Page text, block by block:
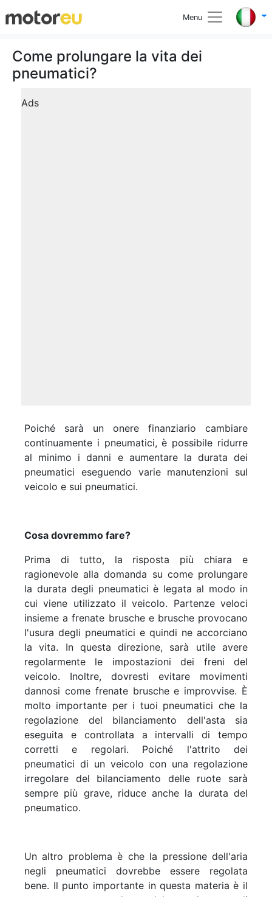
Menu
Come prolungare la vita dei
pneumatici?
Ads
Poiché sarà un onere finanziario cambiare
continuamente i pneumatici, è possibile ridurre
al minimo i danni e aumentare la durata dei
pneumatici eseguendo varie manutenzioni sul
veicolo e sui pneumatici.
Cosa dovremmo fare?
Prima di tutto, la risposta più chiara e
ragionevole alla domanda su come prolungare
la durata degli pneumatici è legata al modo in
cui viene utilizzato il veicolo. Partenze veloci
insieme a frenate brusche e brusche provocano
l'usura degli pneumatici e quindi ne accorciano
la vita. In questa direzione, sarà utile avere
regolarmente le impostazioni dei freni del
veicolo. Inoltre, dovresti evitare movimenti
dannosi come frenate brusche e improvvise. È
molto importante per i tuoi pneumatici che la
regolazione del bilanciamento dell'asta sia
eseguita e controllata a intervalli di tempo
corretti e regolari. Poiché l'attrito dei
pneumatici di un veicolo con una regolazione
irregolare del bilanciamento delle ruote sarà
sempre più grave, riduce anche la durata del
pneumatico.
Un altro problema è che la pressione dell'aria
negli pneumatici dovrebbe essere regolata
bene. Il punto importante in questa materia è il